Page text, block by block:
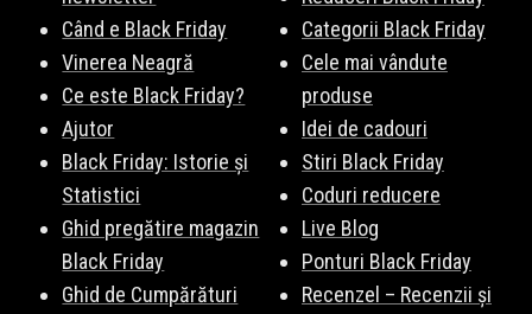
Când e Black Friday
Vinerea Neagră
Ce este Black Friday?
Ajutor
Black Friday: Istorie și
Statistici
Ghid pregătire magazin
Black Friday
Ghid de Cumpărături
Categorii Black Friday
Cele mai vândute
produse
Idei de cadouri
Stiri Black Friday
Coduri reducere
Live Blog
Ponturi Black Friday
Recenzel – Recenzii și